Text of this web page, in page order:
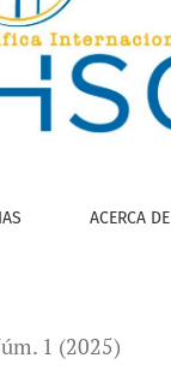
ACERCA DE
1 (2025)